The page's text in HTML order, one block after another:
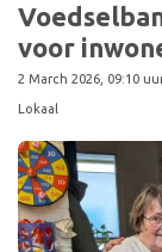
voor
2 March 2026, 09:10
Lokaal